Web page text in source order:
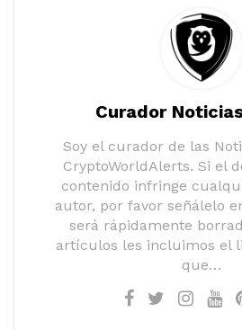
Curador
Soy el curador de las
CryptoWorldAlerts. Si el
contenido infringe
autor, por favor señálelo
será rápidamente
artículos les incluimos el
que…